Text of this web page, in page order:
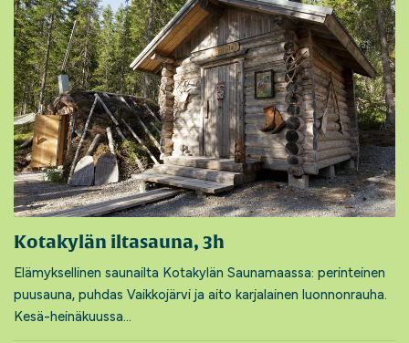
Kotakylän iltasauna, 3h
Elämyksellinen saunailta Kotakylän Saunamaassa: perinteinen
puusauna, puhdas Vaikkojärvi ja aito karjalainen luonnonrauha.
Kesä-heinäkuussa...